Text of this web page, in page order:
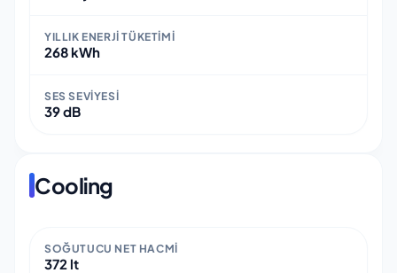
YILLIK ENERJI TÜKETIMI
268 kWh
SES SEVIYESI
39 dB
Cooling
SOĞUTUCU NET HACMI
372 lt